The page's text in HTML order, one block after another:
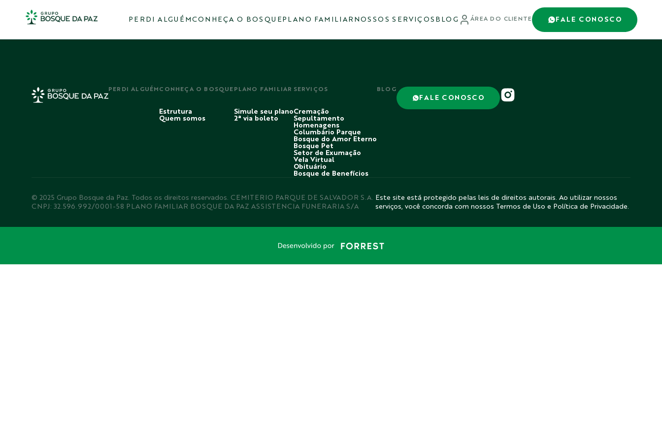
PERDI ALGUÉM CONHEÇA O BOSQUE PLANO FAMILIAR NOSSOS SERVIÇOS BLOG ÁREA DO CLIENTE FALE CONOSCO
PERDI ALGUÉM CONHEÇA O BOSQUE
Estrutura
Quem somos
PLANO FAMILIAR
Simule seu plano
2ª via boleto
SERVIÇOS
Cremação
Sepultamento
Homenagens
Columbário Parque
Bosque do Amor Eterno
Bosque Pet
Setor de Exumação
Vela Virtual
Obituário
Bosque de Benefícios
BLOG
FALE CONOSCO
© 2025 Grupo Bosque da Paz. Todos os direitos reservados. CEMITERIO PARQUE DE SALVADOR S.A.
CNPJ: 32.596.992/0001-58 PLANO FAMILIAR BOSQUE DA PAZ ASSISTENCIA FUNERARIA S/A
Este site está protegido pelas leis de direitos autorais. Ao utilizar nossos
serviços, você concorda com nossos Termos de Uso e Política de Privacidade.